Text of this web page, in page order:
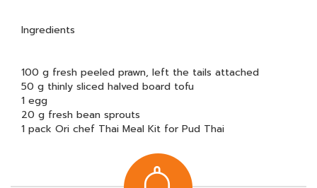
Ingredients
100 g fresh peeled prawn, left the tails attached
50 g thinly sliced halved board tofu
1 egg
20 g fresh bean sprouts
1 pack Ori chef Thai Meal Kit for Pud Thai